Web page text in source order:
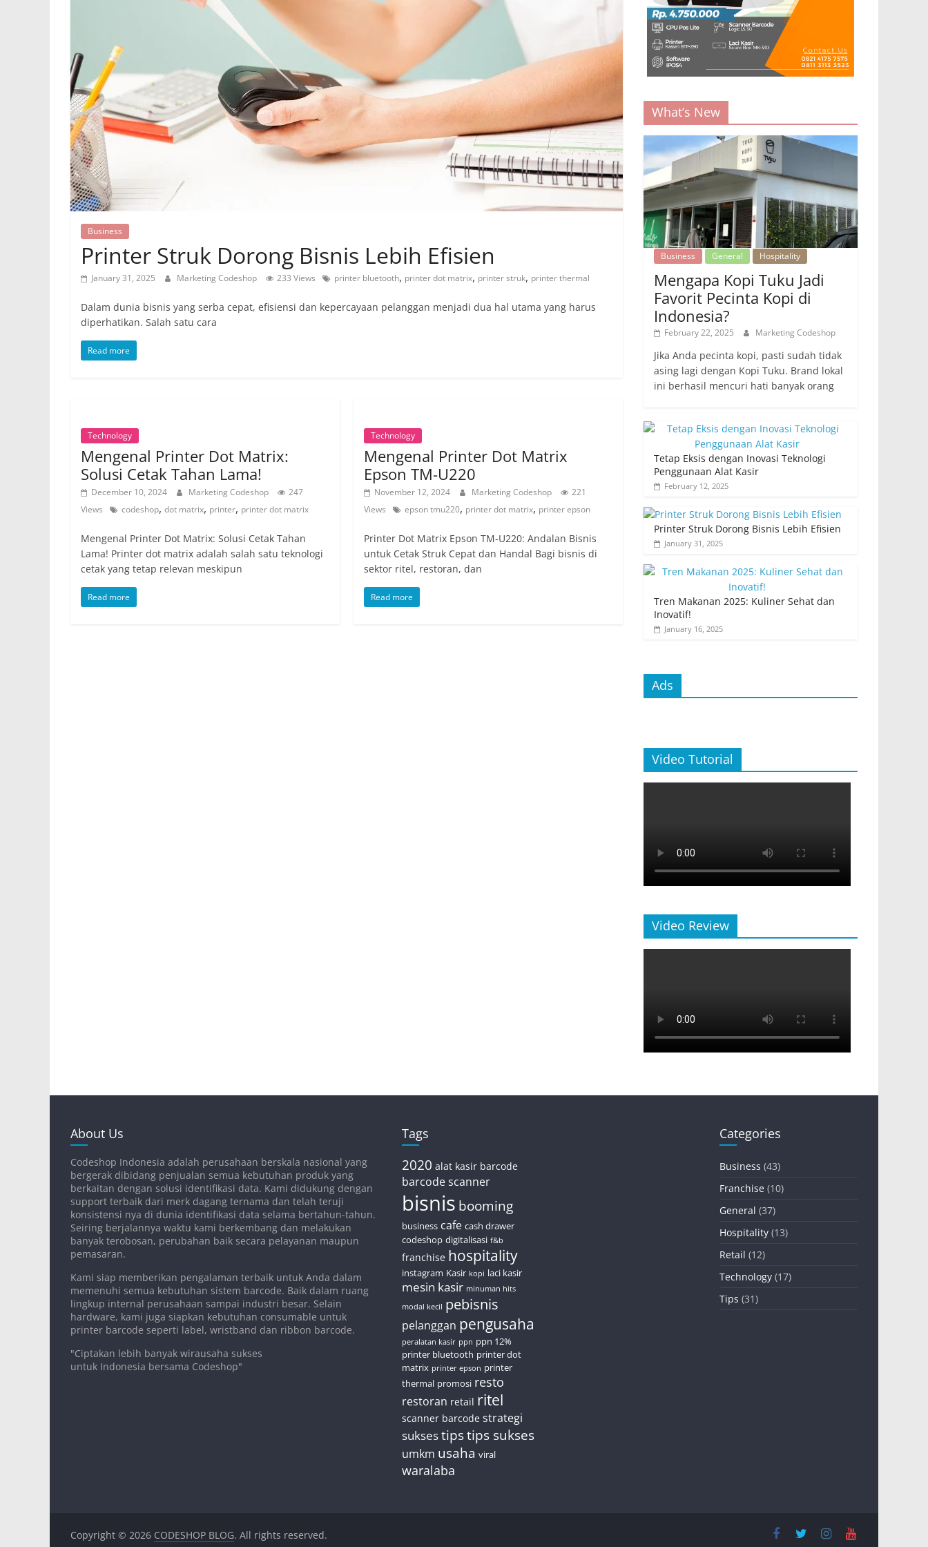
Business
Printer Struk Dorong Bisnis Lebih Efisien
January 31, 2025 Marketing Codeshop 233 Views printer bluetooth, printer dot matrix, printer struk, printer thermal
Dalam dunia bisnis yang serba cepat, efisiensi dan kepercayaan pelanggan menjadi dua hal utama yang harus
diperhatikan. Salah satu cara
Read more
Technology
Mengenal Printer Dot Matrix:
Solusi Cetak Tahan Lama!
December 10, 2024 Marketing Codeshop
247
Views
codeshop, dot matrix, printer, printer dot matrix
Mengenal Printer Dot Matrix: Solusi Cetak Tahan
Lama! Printer dot matrix adalah salah satu teknologi
cetak yang tetap relevan meskipun
Read more
Technology
Mengenal Printer Dot Matrix
Epson TM-U220
November 12, 2024 Marketing Codeshop
221
Views
epson tmu220, printer dot matrix, printer epson
Printer Dot Matrix Epson TM-U220: Andalan Bisnis
untuk Cetak Struk Cepat dan Handal Bagi bisnis di
sektor ritel, restoran, dan
Read more
What’s New
Business General Hospitality
Mengapa Kopi Tuku Jadi
Favorit Pecinta Kopi di
Indonesia?
February 22, 2025 Marketing Codeshop
Jika Anda pecinta kopi, pasti sudah tidak
asing lagi dengan Kopi Tuku. Brand lokal
ini berhasil mencuri hati banyak orang
Tetap Eksis dengan Inovasi Teknologi
Penggunaan Alat Kasir
February 12, 2025
Printer Struk Dorong Bisnis Lebih Efisien
January 31, 2025
Tren Makanan 2025: Kuliner Sehat dan
Inovatif!
January 16, 2025
Ads
Video Tutorial
Video Review
About Us
Codeshop Indonesia adalah perusahaan berskala nasional yang
bergerak dibidang penjualan semua kebutuhan produk yang
berkaitan dengan solusi identifikasi data. Kami didukung dengan
support terbaik dari merk dagang ternama dan telah teruji
konsistensi nya di dunia identifikasi data selama bertahun-tahun.
Seiring berjalannya waktu kami berkembang dan melakukan
banyak terobosan, perubahan baik secara pelayanan maupun
pemasaran.
Kami siap memberikan pengalaman terbaik untuk Anda dalam
memenuhi semua kebutuhan sistem barcode. Baik dalam ruang
lingkup internal perusahaan sampai industri besar. Selain
hardware, kami juga siapkan kebutuhan consumable untuk
printer barcode seperti label, wristband dan ribbon barcode.
"Ciptakan lebih banyak wirausaha sukses
untuk Indonesia bersama Codeshop"
Tags
2020 alat kasir barcode
barcode scanner
bisnis booming
business cafe cash drawer
codeshop digitalisasi f&b
franchise hospitality
instagram Kasir kopi laci kasir
mesin kasir minuman hits
modal kecil pebisnis
pelanggan pengusaha
peralatan kasir ppn ppn 12%
printer bluetooth printer dot
matrix printer epson printer
thermal promosi resto
restoran retail ritel
scanner barcode strategi
suksestipstips sukses
umkm usaha viral
waralaba
Categories
Business (43)
Franchise (10)
General (37)
Hospitality (13)
Retail (12)
Technology (17)
Tips (31)
Copyright © 2026 CODESHOP BLOG. All rights reserved.